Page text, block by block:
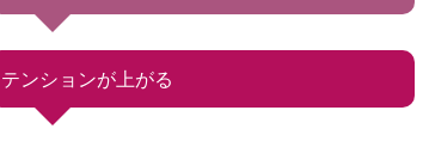
テンションが上がる